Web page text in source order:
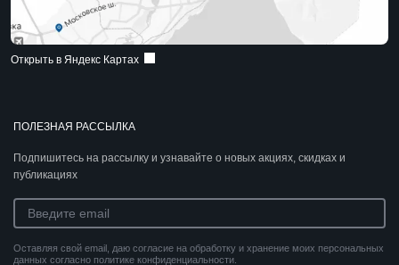
ПОЛЕЗНАЯ РАССЫЛКА
Подпишитесь на рассылку и узнавайте о новых акциях, скидках и
публикациях
Оставляя свой email, даю согласие на обработку и хранение моих персональных
данных согласно политике конфиденциальности.
Открыть в Яндекс Картах